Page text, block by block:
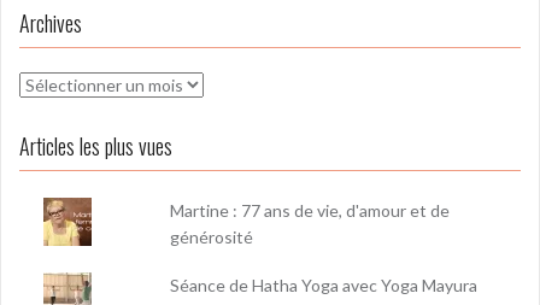
Archives
Archives
Articles les plus vues
Martine : 77 ans de vie, d'amour et de
générosité
Séance de Hatha Yoga avec Yoga Mayura